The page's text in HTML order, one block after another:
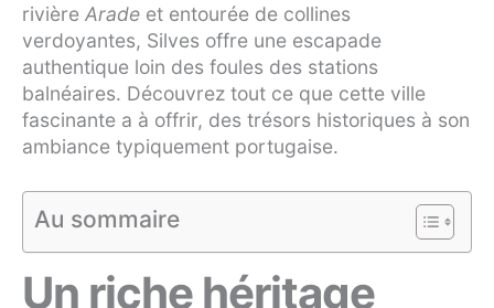
rivière Arade et entourée de collines
verdoyantes, Silves offre une escapade
authentique loin des foules des stations
balnéaires. Découvrez tout ce que cette ville
fascinante a à offrir, des trésors historiques à son
ambiance typiquement portugaise.
Au sommaire
Un riche héritage